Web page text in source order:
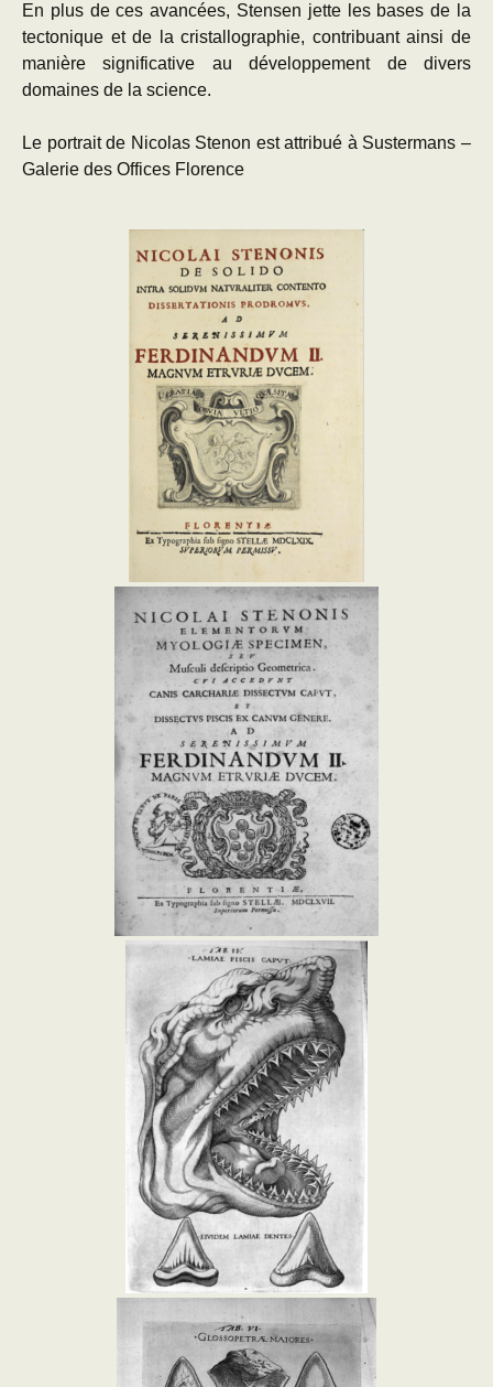
En plus de ces avancées, Stensen jette les bases de la
tectonique et de la cristallographie, contribuant ainsi de
manière significative au développement de divers
domaines de la science.
Le portrait de Nicolas Stenon est attribué à Sustermans –
Galerie des Offices Florence